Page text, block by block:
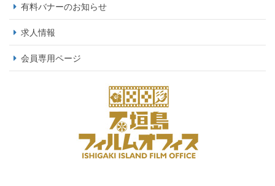
有料バナーのお知らせ
求人情報
会員専用ページ